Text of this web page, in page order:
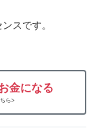
スです。
金になる
ら>